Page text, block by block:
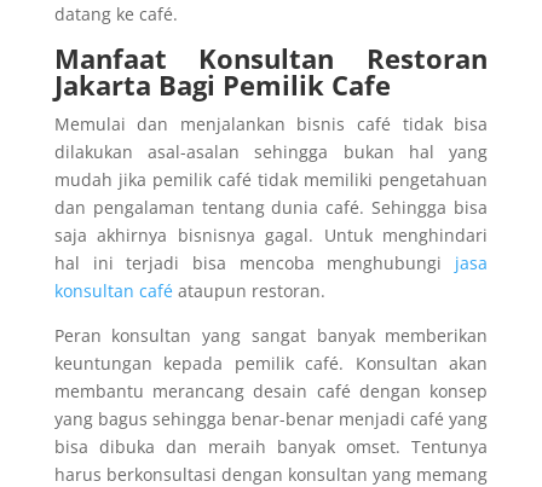
datang ke café.
Manfaat Konsultan Restoran
Jakarta Bagi Pemilik Cafe
Memulai dan menjalankan bisnis café tidak bisa
dilakukan asal-asalan sehingga bukan hal yang
mudah jika pemilik café tidak memiliki pengetahuan
dan pengalaman tentang dunia café. Sehingga bisa
saja akhirnya bisnisnya gagal. Untuk menghindari
hal ini terjadi bisa mencoba menghubungi jasa
konsultan caféataupun restoran.
Peran konsultan yang sangat banyak memberikan
keuntungan kepada pemilik café. Konsultan akan
membantu merancang desain café dengan konsep
yang bagus sehingga benar-benar menjadi café yang
bisa dibuka dan meraih banyak omset. Tentunya
harus berkonsultasi dengan konsultan yang memang